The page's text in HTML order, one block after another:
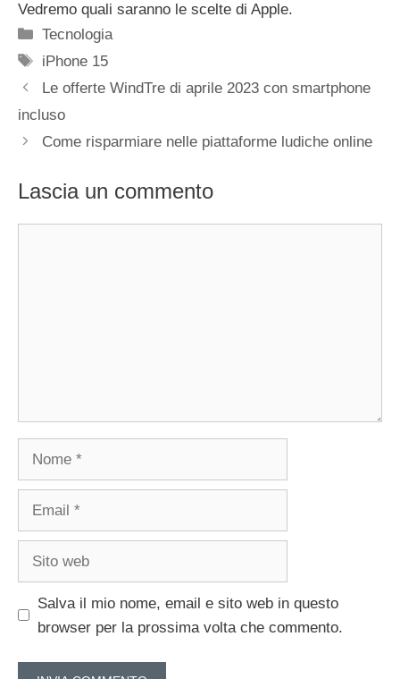
Vedremo quali saranno le scelte di Apple.
Categorie
Tecnologia
Tag
iPhone 15
Le offerte WindTre di aprile 2023 con smartphone
incluso
Come risparmiare nelle piattaforme ludiche online
Lascia un commento
Salva il mio nome, email e sito web in questo
browser per la prossima volta che commento.